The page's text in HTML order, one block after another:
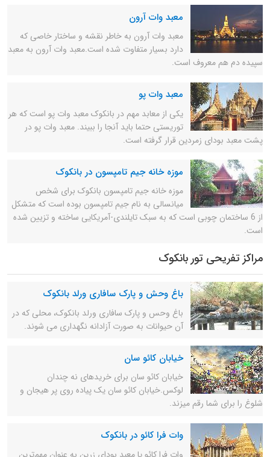
معبد وات آرون
معبد وات آرون به خاطر نقشه و ساختار خاصی که
دارد بسیار متفاوت شده است.معبد وات آرون به معبد
سپیده دم هم معروف است.
معبد وات پو
یکی از معابد مهم در بانکوک معبد وات پو است که هر
توریستی حتما باید آنجا را ببیند. معبد وات پو در
پشت معبد بودای زمردین قرار گرفته است.
موزه خانه جیم تامپسون در بانکوک
موزه خانه جیم تامپسون بانکوک برای شخص
میانسالی به نام جیم تامپسون بوده است که متشکل
از 6 ساختمان چوبی است که به سبک تایلندی-آمریکایی ساخته و تزیین شده
است.
مراکز تفریحی تور بانکوک
باغ وحش و پارک سافاری ورلد بانکوک
باغ وحس و پارک سافاری ورلد بانکوک، محلی که در
آن حیوانات به صورت آزادانه نگهداری می شوند.
خیابان کائو سان
خیابان کائو سان برای خریدهای نه چندان
لوکس.خیابان کائو سان یک پیاده روی پر هیجان و
شلوغ را برای شما رقم میزند.
وات فرا کائو در بانکوک
وات فرا کائو یا معبد بودای زرین به عنوان مهم‌ترین